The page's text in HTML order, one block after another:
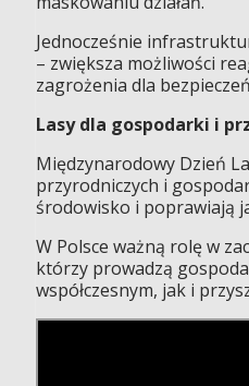
Jednocześnie
– zwiększa możliwości
zagrożenia dla
Lasy dla gospodarki i
Międzynarodowy Dzień
przyrodniczych i
środowisko i poprawiają
W Polsce ważną rolę w
którzy prowadzą
współczesnym, jak i